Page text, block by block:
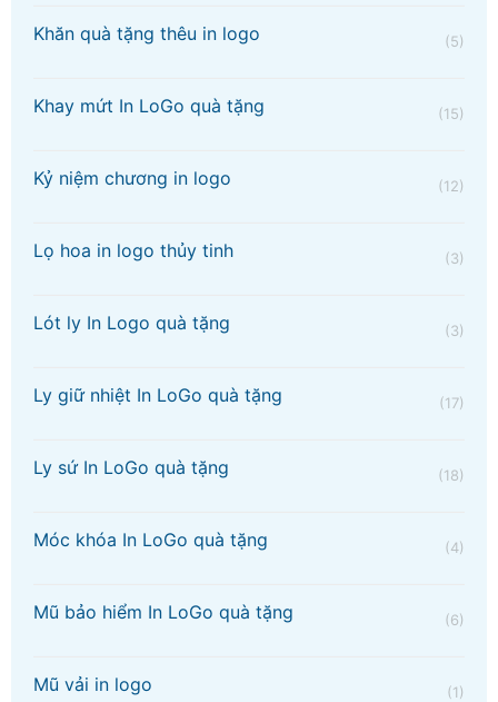
Khăn quà tặng thêu in logo (5)
Khay mứt In LoGo quà tặng (15)
Kỷ niệm chương in logo (12)
Lọ hoa in logo thủy tinh (3)
Lót ly In Logo quà tặng (3)
Ly giữ nhiệt In LoGo quà tặng (17)
Ly sứ In LoGo quà tặng (18)
Móc khóa In LoGo quà tặng (4)
Mũ bảo hiểm In LoGo quà tặng (6)
Mũ vải in logo (1)